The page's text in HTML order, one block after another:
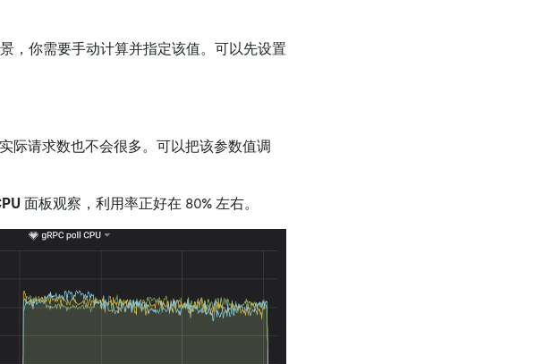
，你需要手动计算并指定该值。可以先设置
际请求数也不会很多。可以把该参数值调
面板观察，利用率正好在 80% 左右。